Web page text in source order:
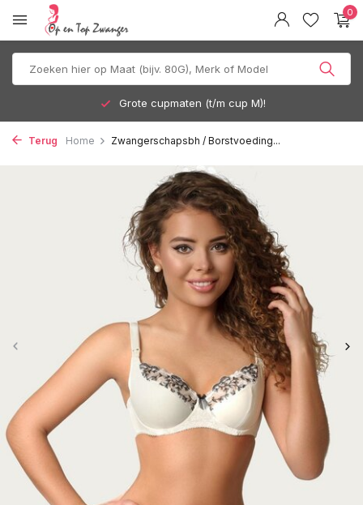
0
Grote cupmaten (t/m cup M)!
Terug Home Zwangerschapsbh / Borstvoeding...